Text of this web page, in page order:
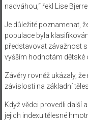
nadváhou,“ řekl Lise
Je důležité poznamenat,
populace byla
představovat závažnost
vyšším hodnotám dětské
Závěry rovněž ukázaly,
závislosti na základní
Když vědci provedli další
jejich indexu tělesné